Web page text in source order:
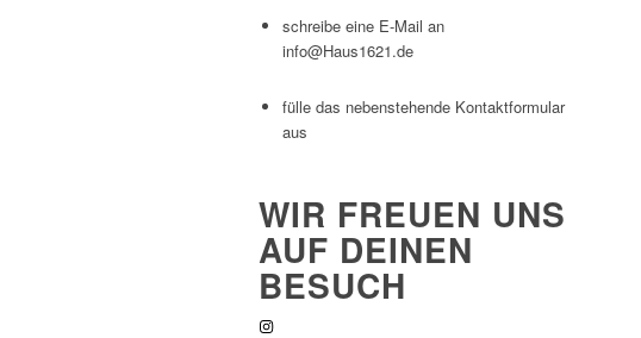
schreibe eine E-Mail an
info@Haus1621.de
fülle das nebenstehende Kontaktformular
aus
WIR FREUEN UNS
AUF DEINEN
BESUCH